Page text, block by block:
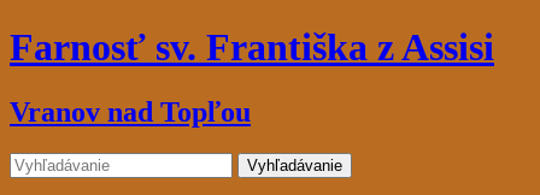
Farnosť sv. Františka z Assisi
Vranov nad Topľou